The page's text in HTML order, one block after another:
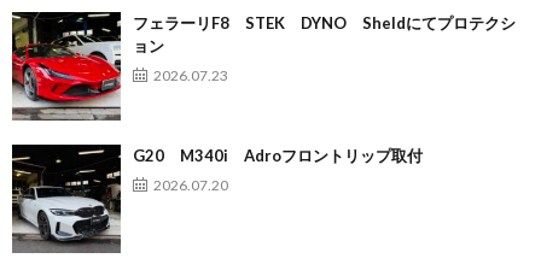
フェラーリF8 STEK DYNO Sheldにてプロテクシ
ョン
2026.07.23
G20 M340i Adroフロントリップ取付
2026.07.20